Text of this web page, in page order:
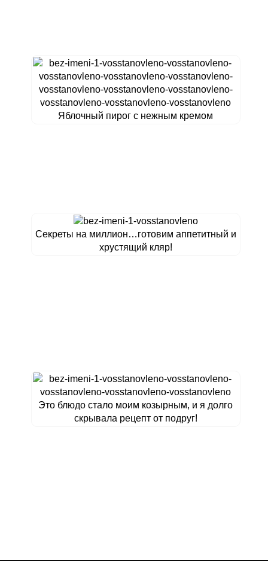
Яблочный пирог с нежным кремом
Секреты на миллион…готовим аппетитный и
хрустящий кляр!
Это блюдо стало моим козырным, и я долго
скрывала рецепт от подруг!